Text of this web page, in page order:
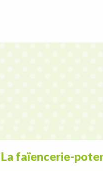
La faïencerie-